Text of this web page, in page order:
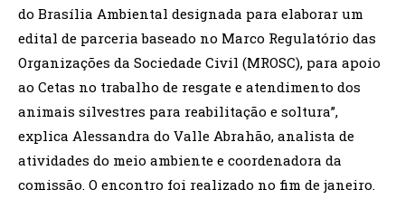
do Brasília Ambiental designada para elaborar um
edital de parceria baseado no Marco Regulatório das
Organizações da Sociedade Civil (MROSC), para apoio
ao Cetas no trabalho de resgate e atendimento dos
animais silvestres para reabilitação e soltura”,
explica Alessandra do Valle Abrahão, analista de
atividades do meio ambiente e coordenadora da
comissão. O encontro foi realizado no fim de janeiro.